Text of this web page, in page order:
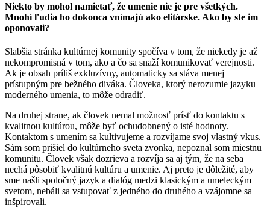
Niekto by mohol namietať, že umenie nie je pre všetkých.
Mnohí ľudia ho dokonca vnímajú ako elitárske. Ako by ste im
oponovali?
Slabšia stránka kultúrnej komunity spočíva v tom, že niekedy je až
nekompromisná v tom, ako a čo sa snaží komunikovať verejnosti.
Ak je obsah príliš exkluzívny, automaticky sa stáva menej
prístupným pre bežného diváka. Človeka, ktorý nerozumie jazyku
moderného umenia, to môže odradiť.
Na druhej strane, ak človek nemal možnosť prísť do kontaktu s
kvalitnou kultúrou, môže byť ochudobnený o isté hodnoty.
Kontaktom s umením sa kultivujeme a rozvíjame svoj vlastný vkus.
Sám som prišiel do kultúrneho sveta zvonka, nepoznal som miestnu
komunitu. Človek však dozrieva a rozvíja sa aj tým, že na seba
nechá pôsobiť kvalitnú kultúru a umenie. Aj preto je dôležité, aby
sme našli spoločný jazyk a dialóg medzi klasickým a umeleckým
svetom, nebáli sa vstupovať z jedného do druhého a vzájomne sa
inšpirovali.